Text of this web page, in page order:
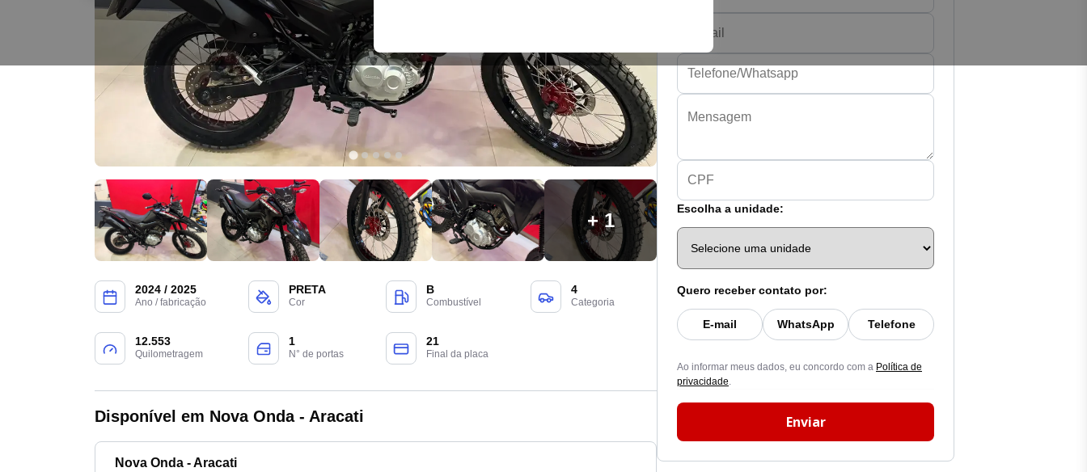
+ 1
2024 / 2025
Ano / fabricação
PRETA
Cor
B
Combustível
4
Categoria
12.553
Quilometragem
1
N° de portas
21
Final da placa
Disponível em Nova Onda - Aracati
Nova Onda - Aracati
Escolha a unidade:
Quero receber contato por:
E-mail WhatsApp Telefone
Ao informar meus dados, eu concordo com a Política de
privacidade.
Enviar